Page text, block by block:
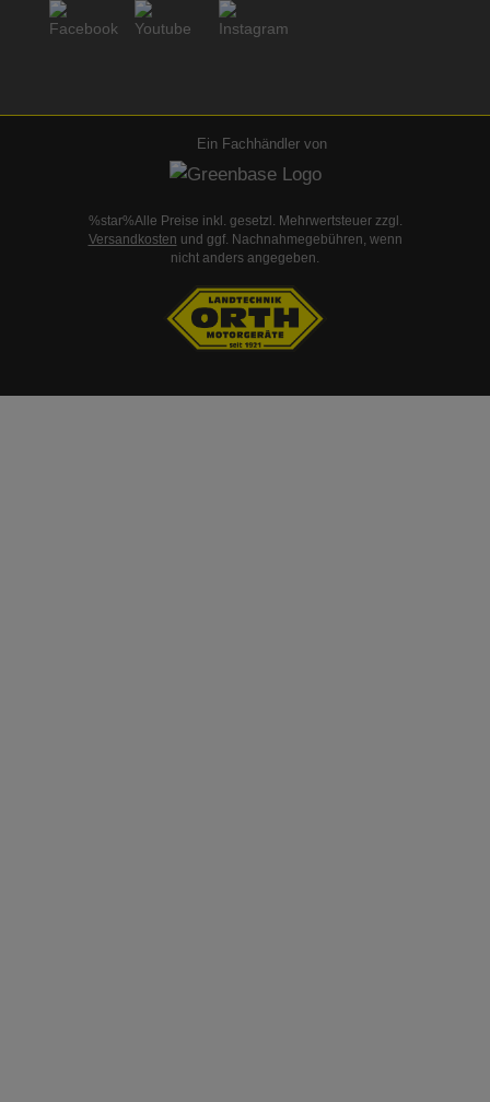
Ein Fachhändler von
%star%Alle Preise inkl. gesetzl. Mehrwertsteuer zzgl.
Versandkosten und ggf. Nachnahmegebühren, wenn
nicht anders angegeben.